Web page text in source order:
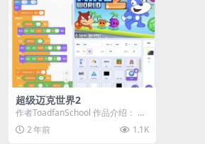
超级迈克世界2
作者ToadfanSchool 作品介绍： 欢
迎来到《超级迈克世界2》！灵感来
自...2 年前 1.1K